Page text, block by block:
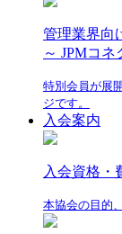
管理業界向
～ JPMコネ
特別会員が展
ジです。
入会案内
入会資格・
本協会の目的